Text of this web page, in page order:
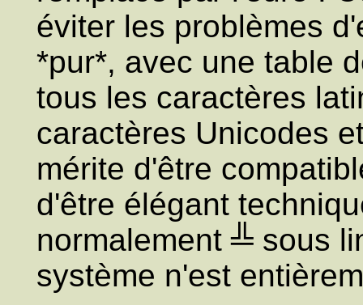
éviter les problèmes
*pur*, avec une table
tous les caractères
caractères Unicodes
mérite d'être
d'être élégant
normalement ╩ sous
système n'est